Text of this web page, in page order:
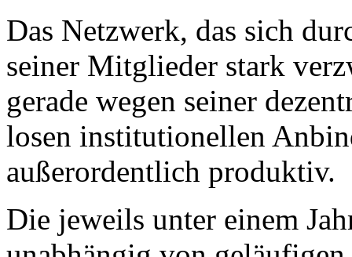
Das Netzwerk, das sich
seiner Mitglieder stark
gerade wegen seiner
losen institutionellen
außerordentlich produktiv.
Die jeweils unter einem